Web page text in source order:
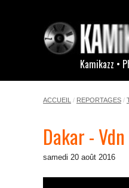
Kamikazz •
ACCUEIL / REPORTAGES /
Dakar -
samedi 20 août 2016